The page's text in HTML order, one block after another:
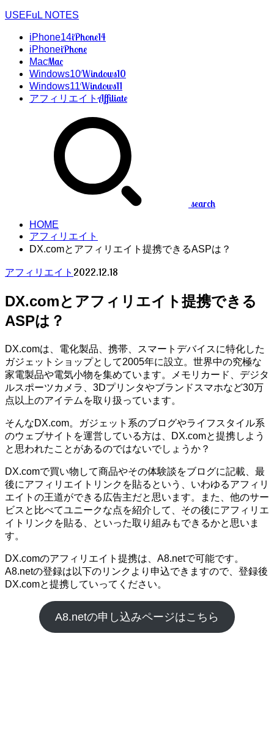
USEFuL NOTES
iPhone14iPhone14
iPhoneiPhone
MacMac
Windows10Windows10
Windows11Windows11
アフィリエイトAffiliate
search
HOME
アフィリエイト
DX.comとアフィリエイト提携できるASPは？
アフィリエイト 2022.12.18
DX.comとアフィリエイト提携できる
ASPは？
DX.comは、電化製品、携帯、スマートデバイスに特化した
ガジェットショップとして2005年に設立。世界中の究極な
家電製品や電気小物を集めています。メモリカード、デジタ
ルスポーツカメラ、3Dプリンタやブランドスマホなど30万
点以上のアイテムを取り扱っています。
そんなDX.com。ガジェット系のブログやライフスタイル系
のウェブサイトを運営している方は、DX.comと提携しよう
と思われたことがあるのではないでしょうか？
DX.comで買い物して商品やその体験談をブログに記載、最
後にアフィリエイトリンクを貼るという、いわゆるアフィリ
エイトの王道ができる広告主だと思います。また、他のサー
ビスと比べてユニークな点を紹介して、その後にアフィリエ
イトリンクを貼る、といった取り組みもできるかと思いま
す。
DX.comのアフィリエイト提携は、A8.netで可能です。
A8.netの登録は以下のリンクより申込できますので、登録後
DX.comと提携していってください。
A8.netの申し込みページはこちら